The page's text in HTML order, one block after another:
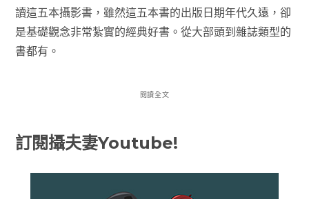
讀這五本攝影書，雖然這五本書的出版日期年代久遠，卻
是基礎觀念非常紮實的經典好書。從大部頭到雜誌類型的
書都有。
閱讀全文
訂閱攝夫妻Youtube!